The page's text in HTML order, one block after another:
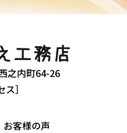
之内町64-26
ス］
お客様の声